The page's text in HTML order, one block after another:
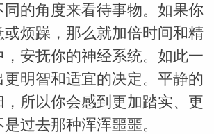
同的角度来看待事物。如果你
或烦躁，那么就加倍时间和精
，安抚你的神经系统。如此一
明智和适宜的决定。平静的
所以你会感到更加踏实、更
过去那种浑浑噩噩。